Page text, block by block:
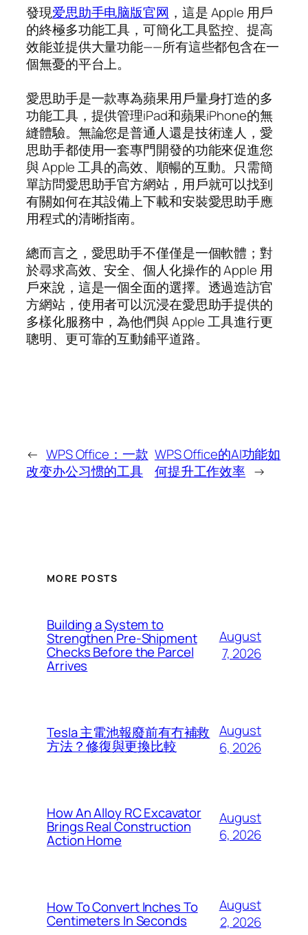
發現爱思助手电脑版官网 ，這是 Apple 用戶
的終極多功能工具，可簡化工具監控、提高
效能並提供大量功能——所有這些都包含在一
個無憂的平台上。
愛思助手是一款專為蘋果用戶量身打造的多
功能工具，提供管理iPad和蘋果iPhone的無
縫體驗。無論您是普通人還是技術達人，愛
思助手都使用一套專門開發的功能來促進您
與 Apple 工具的高效、順暢的互動。只需簡
單訪問愛思助手官方網站，用戶就可以找到
有關如何在其設備上下載和安裝愛思助手應
用程式的清晰指南。
總而言之，愛思助手不僅僅是一個軟體；對
於尋求高效、安全、個人化操作的 Apple 用
戶來說，這是一個全面的選擇。透過造訪官
方網站，使用者可以沉浸在愛思助手提供的
多樣化服務中，為他們與 Apple 工具進行更
聰明、更可靠的互動鋪平道路。
← WPS Office：一款
改变办公习惯的工具
WPS Office的AI功能如
何提升工作效率 →
MORE POSTS
Building a System to
Strengthen Pre-Shipment
Checks Before the Parcel
Arrives
August
7, 2026
Tesla 主電池報廢前有冇補救
方法？修復與更換比較
August
6, 2026
How An Alloy RC Excavator
Brings Real Construction
Action Home
August
6, 2026
How To Convert Inches To
Centimeters In Seconds
August
2, 2026